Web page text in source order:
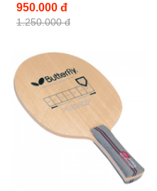
950.000 đ
1.250.000 đ